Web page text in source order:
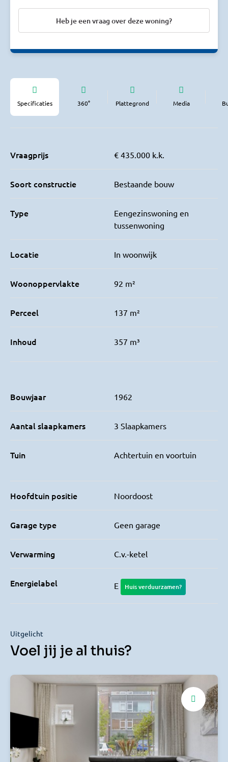
Heb je een vraag over deze woning?
Specificaties 360° Plattegrond Media
Vraagprijs € 435.000 k.k.
Soort constructie Bestaande bouw
Type
Eengezinswoning en
tussenwoning
Locatie In woonwijk
Woonoppervlakte 92 m²
Perceel 137 m²
Inhoud 357 m³
Bouwjaar 1962
Aantal slaapkamers 3 Slaapkamers
Tuin Achtertuin en voortuin
Hoofdtuin positie Noordoost
Garage type Geen garage
Verwarming C.v.-ketel
Energielabel E Huis verduurzamen?
Uitgelicht
Voel jij je al thuis?